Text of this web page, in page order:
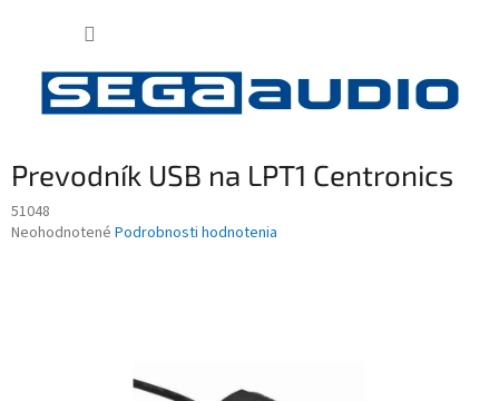
Prevodník USB na LPT1 Centronics
51048
Priemerné
Neohodnotené Podrobnosti hodnotenia